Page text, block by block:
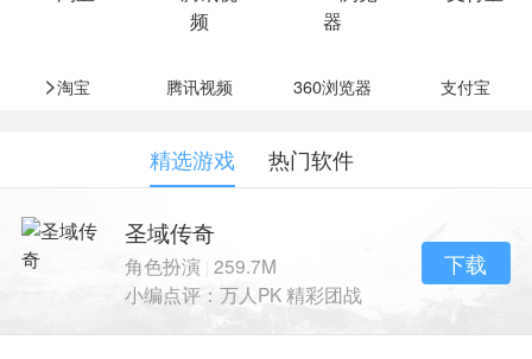
>淘宝 腾讯视频 360浏览器 支付宝
精选游戏 热门软件
圣域传奇
角色扮演 259.7M
小编点评：万人PK 精彩团战
下载